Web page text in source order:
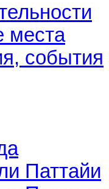
места
события
Паттайи